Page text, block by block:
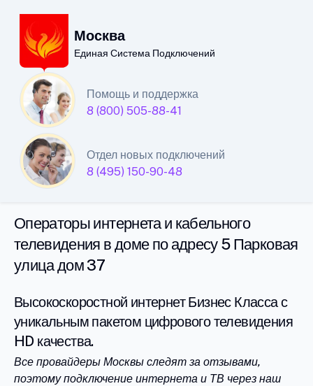
Москва
Единая Система Подключений
Помощь и поддержка
8 (800) 505-88-41
Отдел новых подключений
8 (495) 150-90-48
Единая Система
Подключений
интернета и кабельного
телевидения в Москве
Операторы интернета и кабельного
телевидения в доме по адресу 5 Парковая
улица дом 37
Высокоскоростной интернет Бизнес Класса с
уникальным пакетом цифрового телевидения
HD качества.
Все провайдеры Москвы следят за отзывами,
поэтому подключение интернета и ТВ через наш